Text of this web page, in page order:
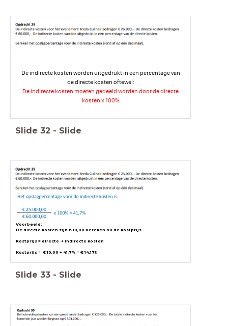
De indirecte kosten worden uitgedrukt in een percentage van
de directe kosten oftewel:
De indirecte kosten moeten gedeeld worden door de directe
kosten x 100%
Slide 32 - Slide
Voorbeeld:
De directe kosten zijn € 10,00 bereken nu de kostprijs
Kostprijs = directe + indirecte kosten
Kostprijs = € 10,00 + 41,7% = € 14,17!!
Slide 33 - Slide